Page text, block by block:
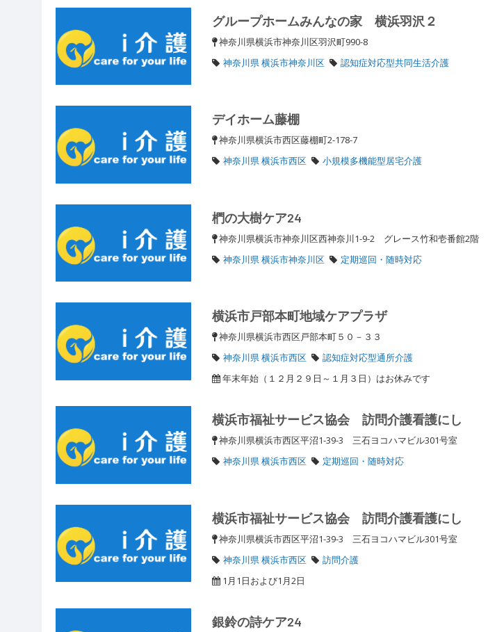
グループホームみんなの家 横浜羽沢２
神奈川県横浜市神奈川区羽沢町990-8
神奈川県 横浜市神奈川区
認知症対応型共同生活介護
デイホーム藤棚
神奈川県横浜市西区藤棚町2-178-7
神奈川県 横浜市西区
小規模多機能型居宅介護
椚の大樹ケア24
神奈川県横浜市神奈川区西神奈川1-9-2 グレース竹和壱番館2階
神奈川県 横浜市神奈川区
定期巡回・随時対応
横浜市戸部本町地域ケアプラザ
神奈川県横浜市西区戸部本町５０－３３
神奈川県 横浜市西区
認知症対応型通所介護
年末年始（１２月２９日～１月３日）はお休みです
横浜市福祉サービス協会 訪問介護看護にし
神奈川県横浜市西区平沼1-39-3 三石ヨコハマビル301号室
神奈川県 横浜市西区
定期巡回・随時対応
横浜市福祉サービス協会 訪問介護看護にし
神奈川県横浜市西区平沼1-39-3 三石ヨコハマビル301号室
神奈川県 横浜市西区
訪問介護
1月1日および1月2日
銀鈴の詩ケア24